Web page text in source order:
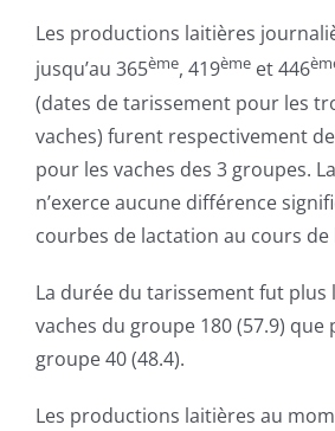
Les productions laitières
jusqu’au 365ème, 419èmeet 446
(dates de tarissement pour les
vaches) furent respectivement
pour les vaches des 3 groupes.
n’exerce aucune différence
courbes de lactation au cours de
La durée du tarissement fut plus
vaches du groupe 180 (57.9) que
groupe 40 (48.4).
Les productions laitières au